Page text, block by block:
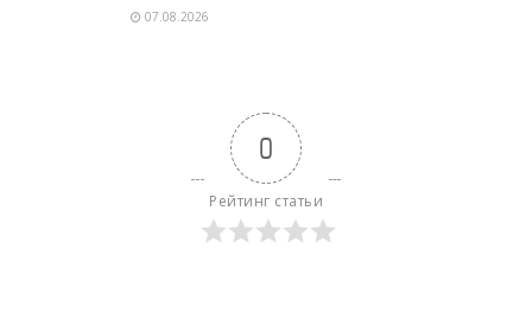
07.08.2026
0
Рейтинг статьи